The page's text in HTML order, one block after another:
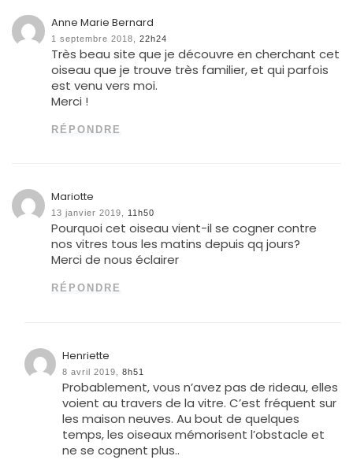
Anne Marie Bernard
1 septembre 2018, 22h24
Très beau site que je découvre en cherchant cet
oiseau que je trouve très familier, et qui parfois
est venu vers moi.
Merci !
RÉPONDRE
Mariotte
13 janvier 2019, 11h50
Pourquoi cet oiseau vient-il se cogner contre
nos vitres tous les matins depuis qq jours?
Merci de nous éclairer
RÉPONDRE
Henriette
8 avril 2019, 8h51
Probablement, vous n’avez pas de rideau, elles
voient au travers de la vitre. C’est fréquent sur
les maison neuves. Au bout de quelques
temps, les oiseaux mémorisent l’obstacle et
ne se cognent plus..